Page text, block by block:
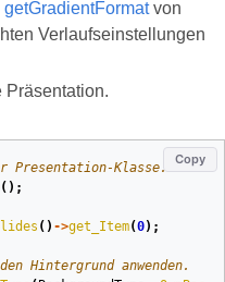
getGradientFormatvon
Verlaufseinstellungen
Präsentation.
Copy
Klasse.
();
() ->get_Item(0);
Hintergrund anwenden.